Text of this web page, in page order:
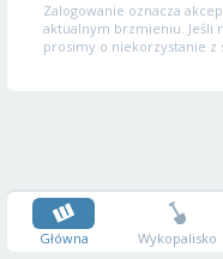
Zalogowanie oznacza
aktualnym brzmieniu. Jeśli
prosimy o niekorzystanie z
Główna Wykopalisko